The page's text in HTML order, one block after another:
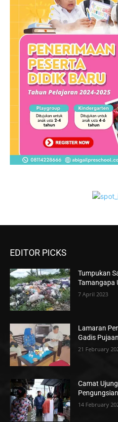
EDITOR PICKS
Tumpukan
Tamangapa
7 April 2023
Lamaran
Gadis
21 February
Camat
14 February